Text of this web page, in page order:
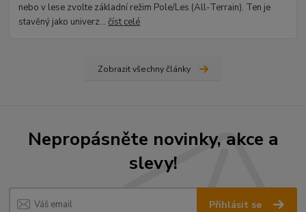
nebo v lese zvolte základní režim Pole/Les (All-Terrain). Ten je
stavěný jako univerz...číst celé
Zobrazit všechny články
Nepropásněte novinky, akce a
slevy!
Přihlásit se